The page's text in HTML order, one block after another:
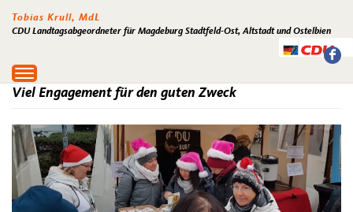
Tobias Krull, MdL
CDU Landtagsabgeordneter für Magdeburg Stadtfeld-Ost, Altstadt und Ostelbien
Toggle
navigation
Viel Engagement für den guten Zweck